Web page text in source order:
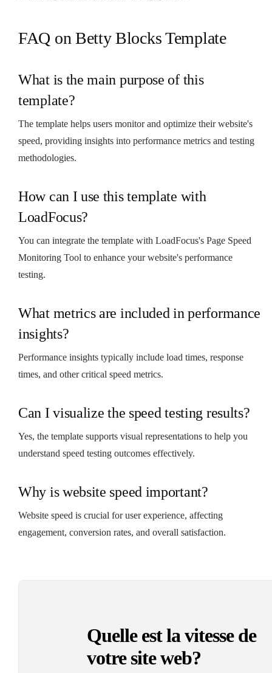
FAQ on Betty Blocks Template
What is the main purpose of this
template?
The template helps users monitor and optimize their website's
speed, providing insights into performance metrics and testing
methodologies.
How can I use this template with
LoadFocus?
You can integrate the template with LoadFocus's Page Speed
Monitoring Tool to enhance your website's performance
testing.
What metrics are included in performance
insights?
Performance insights typically include load times, response
times, and other critical speed metrics.
Can I visualize the speed testing results?
Yes, the template supports visual representations to help you
understand speed testing outcomes effectively.
Why is website speed important?
Website speed is crucial for user experience, affecting
engagement, conversion rates, and overall satisfaction.
Quelle est la vitesse de
votre site web?